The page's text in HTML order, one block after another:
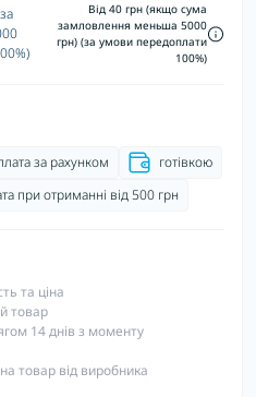
Від 40 грн (якщо сума
замловлення меньша 5000
грн) (за умови передоплати
100%)
за рахунком
готівкою
при отриманні від 500 грн
та ціна
товар
14 днів з моменту
товар від виробника